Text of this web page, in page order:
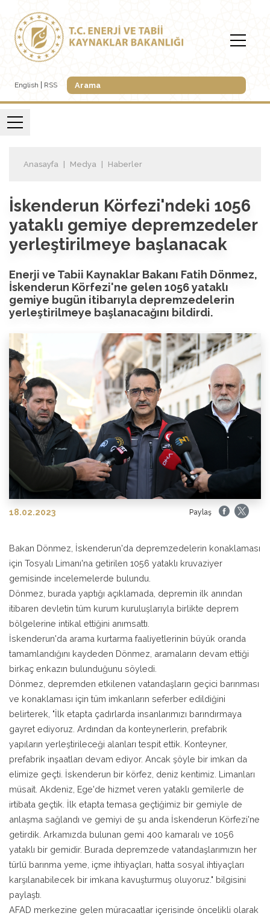
English RSS
Anasayfa Medya Haberler
İskenderun Körfezi'ndeki 1056
yataklı gemiye depremzedeler
yerleştirilmeye başlanacak
Enerji ve Tabii Kaynaklar Bakanı Fatih Dönmez,
İskenderun Körfezi'ne gelen 1056 yataklı
gemiye bugün itibarıyla depremzedelerin
yerleştirilmeye başlanacağını bildirdi.
18.02.2023 Paylaş
Bakan Dönmez, İskenderun'da depremzedelerin konaklaması
için Tosyalı Limanı'na getirilen 1056 yataklı kruvaziyer
gemisinde incelemelerde bulundu.
Dönmez, burada yaptığı açıklamada, depremin ilk anından
itibaren devletin tüm kurum kuruluşlarıyla birlikte deprem
bölgelerine intikal ettiğini anımsattı.
İskenderun'da arama kurtarma faaliyetlerinin büyük oranda
tamamlandığını kaydeden Dönmez, aramaların devam ettiği
birkaç enkazın bulunduğunu söyledi.
Dönmez, depremden etkilenen vatandaşların geçici barınması
ve konaklaması için tüm imkanların seferber edildiğini
belirterek, "İlk etapta çadırlarda insanlarımızı barındırmaya
gayret ediyoruz. Ardından da konteynerlerin, prefabrik
yapıların yerleştirileceği alanları tespit ettik. Konteyner,
prefabrik inşaatları devam ediyor. Ancak şöyle bir imkan da
elimize geçti. İskenderun bir körfez, deniz kentimiz. Limanları
müsait. Akdeniz, Ege'de hizmet veren yataklı gemilerle de
irtibata geçtik. İlk etapta temasa geçtiğimiz bir gemiyle de
anlaşma sağlandı ve gemiyi de şu anda İskenderun Körfezi'ne
getirdik. Arkamızda bulunan gemi 400 kamaralı ve 1056
yataklı bir gemidir. Burada depremzede vatandaşlarımızın her
türlü barınma yeme, içme ihtiyaçları, hatta sosyal ihtiyaçları
karşılanabilecek bir imkana kavuşturmuş oluyoruz." bilgisini
paylaştı.
AFAD merkezine gelen müracaatlar içerisinde öncelikli olarak